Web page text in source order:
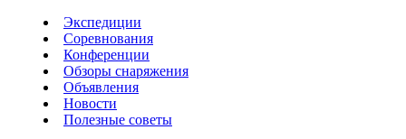
Экспедиции
Соревнования
Конференции
Обзоры снаряжения
Объявления
Новости
Полезные советы